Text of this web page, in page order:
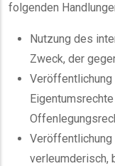
folgenden
Nutzung des
Zweck, der
Veröffentlichung
verleumderisch,